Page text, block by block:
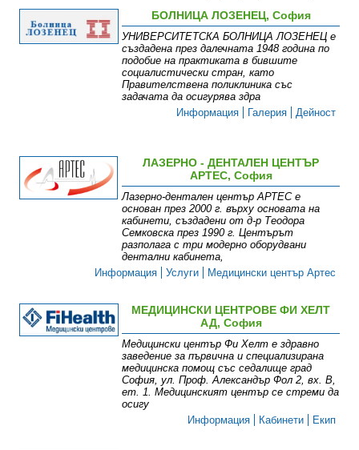
БОЛНИЦА ЛОЗЕНЕЦ, София
УНИВЕРСИТЕТСКА БОЛНИЦА ЛОЗЕНЕЦ е
създадена през далечната 1948 година по
подобие на практиката в бившите
социалистически стран, като
Правителствена поликлиника със
задачата да осигурява здра
Информация
Галерия Дейност
ЛАЗЕРНО - ДЕНТАЛЕН ЦЕНТЪР
АРТЕС, София
Лазерно-дентален център АРТЕС е
основан през 2000 г. върху основата на
кабинети, създадени от д-р Теодора
Семковска през 1990 г. Центърът
разполага с три модерно оборудвани
дентални кабинета,
Информация
Услуги Медицински център Артес
МЕДИЦИНСКИ ЦЕНТРОВЕ ФИ ХЕЛТ
АД, София
Медицински център Фи Хелт е здравно
заведение за първична и специализирана
медицинска помощ със седалище град
София, ул. Проф. Александър Фол 2, вх. В,
ет. 1. Медицинският център се стреми да
осигу
Информация
Кабинети Екип